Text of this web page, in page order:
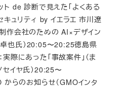
de 診断で見えた「よくある
キュリティ by イエラエ 市川遼
作会社のための AI×デザイン
也氏）20:05〜20:25徳島県
際にあった「事故案件」（ま
イヤ氏）20:25〜
らのお知らせ（GMOインタ